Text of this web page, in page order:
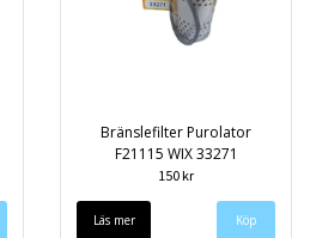
Bränslefilter Purolator
F21115 WIX 33271
150 kr
Läs mer